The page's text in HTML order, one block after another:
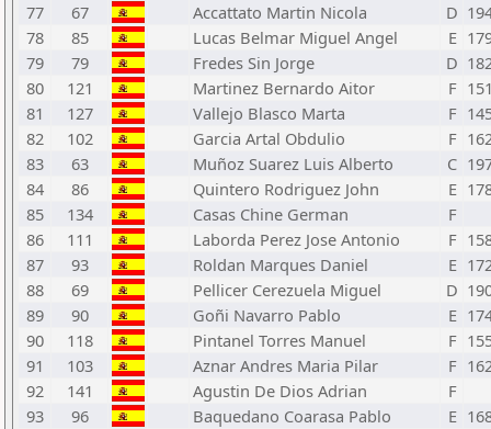
77
67 Accattato Martin Nicola D
78
85 Lucas Belmar Miguel Angel E
79
79 Fredes Sin Jorge D
80
121 Martinez Bernardo Aitor F
81
127 Vallejo Blasco Marta F
82
102 Garcia Artal Obdulio F
83
63 Muñoz Suarez Luis Alberto C
84
86 Quintero Rodriguez John E
85
134 Casas Chine German
F
86
111 Laborda Perez Jose Antonio F
87
93 Roldan Marques Daniel E
88
69 Pellicer Cerezuela Miguel D
89
90 Goñi Navarro Pablo E
90
118 Pintanel Torres Manuel F
91
103 Aznar Andres Maria Pilar F
92
141 Agustin De Dios Adrian
F
93
96 Baquedano Coarasa Pablo E